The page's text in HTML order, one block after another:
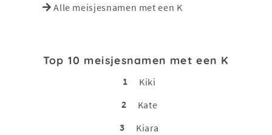
Alle meisjesnamen met een K
Top 10 meisjesnamen met een K
1
Kiki
2
Kate
3
Kiara